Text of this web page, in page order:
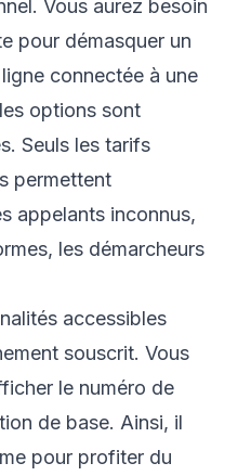
Vous aurez besoin
pour démasquer un
connectée à une
options sont
Seuls les tarifs
permettent
appelants inconnus,
les démarcheurs
accessibles
souscrit. Vous
le numéro de
de base. Ainsi, il
pour profiter du